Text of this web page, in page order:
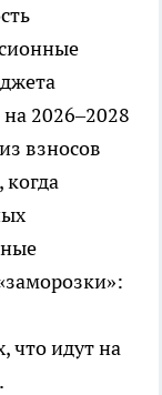
2026–2028
взносов
когда
что идут на